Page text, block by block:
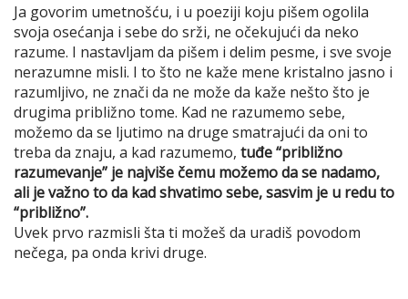
Ja govorim umetnošću, i u poeziji koju pišem ogolila
svoja osećanja i sebe do srži, ne očekujući da neko
razume. I nastavljam da pišem i delim pesme, i sve svoje
nerazumne misli. I to što ne kaže mene kristalno jasno i
razumljivo, ne znači da ne može da kaže nešto što je
drugima približno tome. Kad ne razumemo sebe,
možemo da se ljutimo na druge smatrajući da oni to
treba da znaju, a kad razumemo, tuđe “približno
razumevanje” je najviše čemu možemo da se nadamo,
ali je važno to da kad shvatimo sebe, sasvim je u redu to
“približno”.
Uvek prvo razmisli šta ti možeš da uradiš povodom
nečega, pa onda krivi druge.